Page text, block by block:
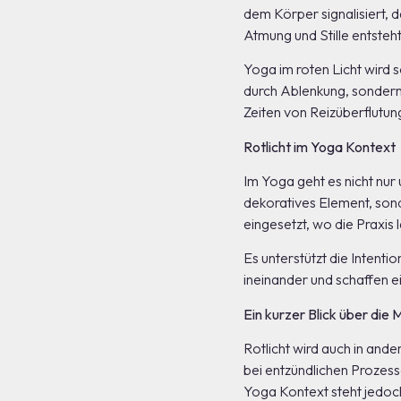
dem Körper signalisiert,
Atmung und Stille
Yoga im roten Licht wird
durch Ablenkung,
Zeiten von
Rotlicht im Yoga Kontext
Im Yoga geht es nicht
dekoratives Element,
eingesetzt, wo die Praxis
Es unterstützt die
ineinander und schaffen
Ein kurzer Blick über die
Rotlicht wird auch in
bei entzündlichen
Yoga Kontext steht